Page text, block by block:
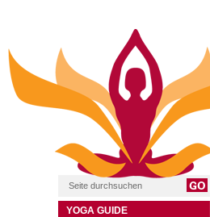
YOGA GUIDE